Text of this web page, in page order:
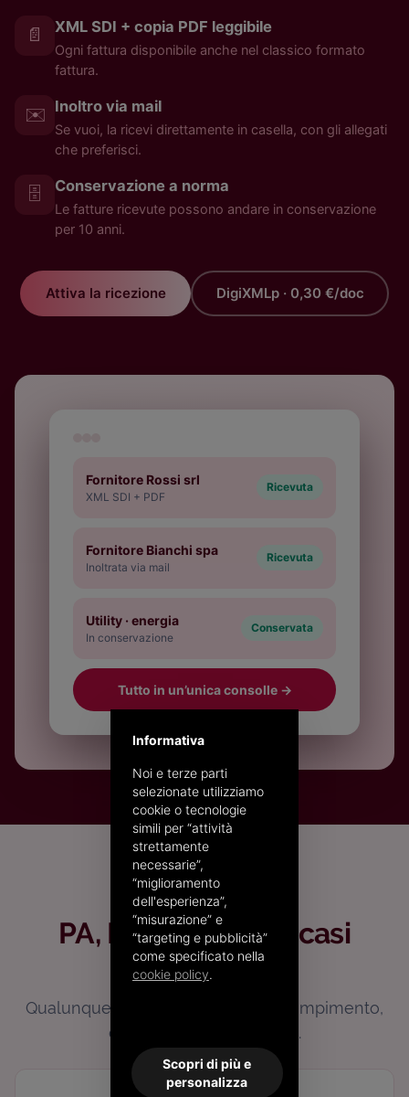
📄 XML SDI + copia PDF leggibile
Ogni fattura disponibile anche nel classico formato
fattura.
✉️ Inoltro via mail
Se vuoi, la ricevi direttamente in casella, con gli allegati
che preferisci.
🗄️ Conservazione a norma
Le fatture ricevute possono andare in conservazione
per 10 anni.
Attiva la ricezione DigiXMLp · 0,30 €/doc
Fornitore Rossi srl
XML SDI + PDF
Ricevuta
Fornitore Bianchi spa
Inoltrata via mail
Ricevuta
Utility · energia
In conservazione
Conservata
Tutto in un’unica consolle →
Per ogni esigenza
PA, B2B, Europa e casi
speciali
Qualunque sia il destinatario o l’adempimento,
c’è una soluzione pronta.
Informativa
Noi e terze parti
selezionate utilizziamo
cookie o tecnologie
simili per “attività
strettamente
necessarie”,
“miglioramento
dell'esperienza”,
“misurazione” e
“targeting e pubblicità”
come specificato nella
cookie policy.
Scopri di più e
personalizza